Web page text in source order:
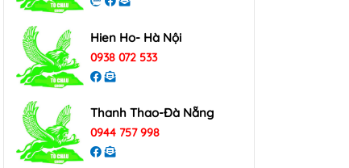
Hien Ho- Hà Nội
0938 072 533
Thanh Thao-Đà Nẵng
0944 757 998